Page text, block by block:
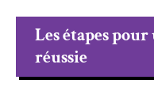
Les étapes
réussie